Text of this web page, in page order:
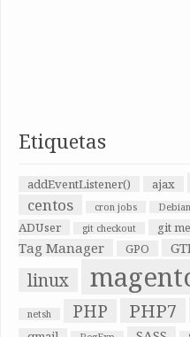
Etiquetas
addEventListener() ajax
centos
cron jobs Debian
ADUser
git checkout git
Tag Manager
GPO
linux
netsh PHP PHP7